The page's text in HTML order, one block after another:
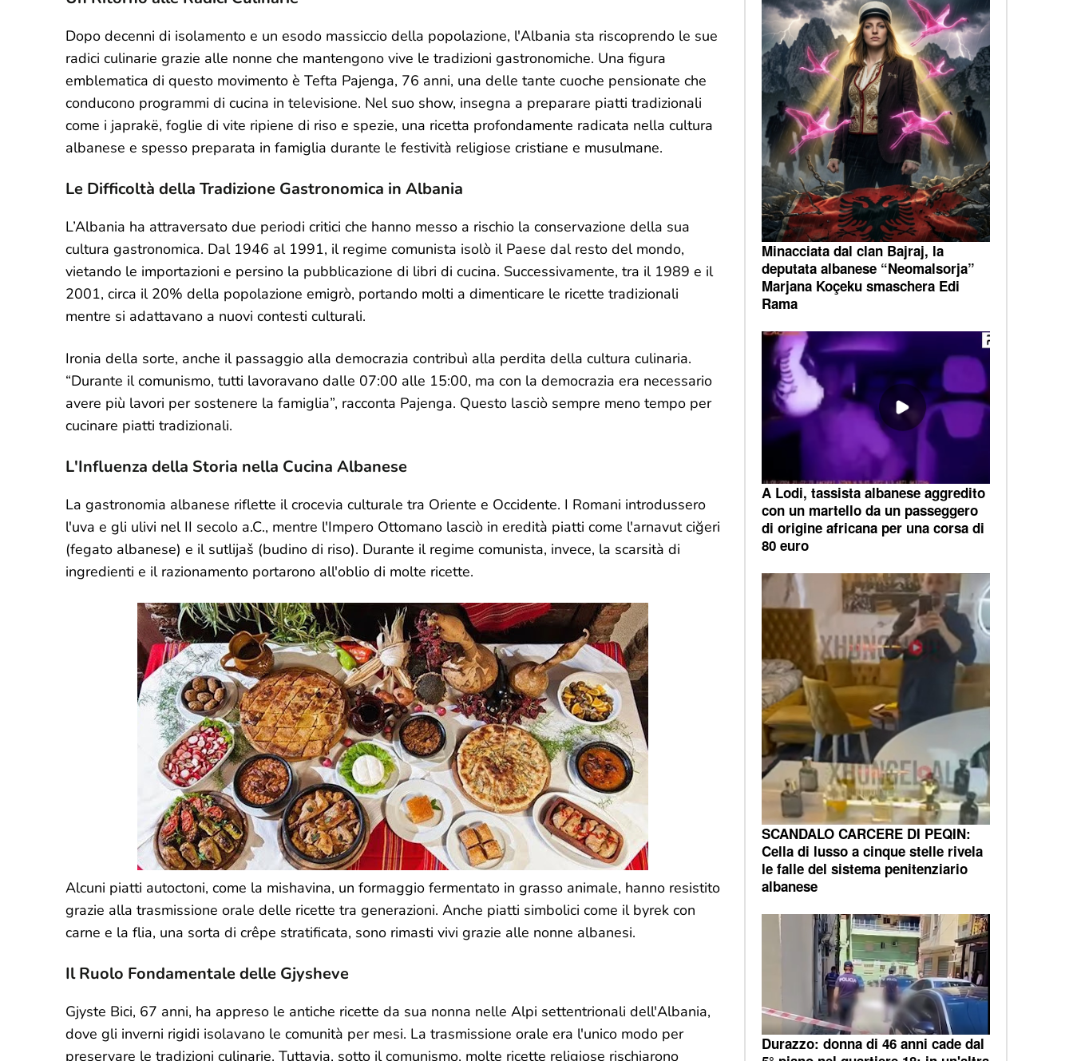
Dopo decenni di isolamento e un esodo massiccio della popolazione, l'Albania sta riscoprendo le sue
radici culinarie grazie alle nonne che mantengono vive le tradizioni gastronomiche. Una figura
emblematica di questo movimento è Tefta Pajenga, 76 anni, una delle tante cuoche pensionate che
conducono programmi di cucina in televisione. Nel suo show, insegna a preparare piatti tradizionali
come i japrakë, foglie di vite ripiene di riso e spezie, una ricetta profondamente radicata nella cultura
albanese e spesso preparata in famiglia durante le festività religiose cristiane e musulmane.
Le Difficoltà della Tradizione Gastronomica in Albania
L’Albania ha attraversato due periodi critici che hanno messo a rischio la conservazione della sua
cultura gastronomica. Dal 1946 al 1991, il regime comunista isolò il Paese dal resto del mondo,
vietando le importazioni e persino la pubblicazione di libri di cucina. Successivamente, tra il 1989 e il
2001, circa il 20% della popolazione emigrò, portando molti a dimenticare le ricette tradizionali
mentre si adattavano a nuovi contesti culturali.
Ironia della sorte, anche il passaggio alla democrazia contribuì alla perdita della cultura culinaria.
“Durante il comunismo, tutti lavoravano dalle 07:00 alle 15:00, ma con la democrazia era necessario
avere più lavori per sostenere la famiglia”, racconta Pajenga. Questo lasciò sempre meno tempo per
cucinare piatti tradizionali.
L'Influenza della Storia nella Cucina Albanese
La gastronomia albanese riflette il crocevia culturale tra Oriente e Occidente. I Romani introdussero
l'uva e gli ulivi nel II secolo a.C., mentre l'Impero Ottomano lasciò in eredità piatti come l'arnavut ciğeri
(fegato albanese) e il sutlijaš (budino di riso). Durante il regime comunista, invece, la scarsità di
ingredienti e il razionamento portarono all'oblio di molte ricette.
Alcuni piatti autoctoni, come la mishavina, un formaggio fermentato in grasso animale, hanno resistito
grazie alla trasmissione orale delle ricette tra generazioni. Anche piatti simbolici come il byrek con
carne e la flia, una sorta di crêpe stratificata, sono rimasti vivi grazie alle nonne albanesi.
Il Ruolo Fondamentale delle Gjysheve
Gjyste Bici, 67 anni, ha appreso le antiche ricette da sua nonna nelle Alpi settentrionali dell'Albania,
dove gli inverni rigidi isolavano le comunità per mesi. La trasmissione orale era l'unico modo per
preservare le tradizioni culinarie. Tuttavia, sotto il comunismo, molte ricette religiose rischiarono
Minacciata dal clan Bajraj, la
deputata albanese “Neomalsorja”
Marjana Koçeku smaschera Edi
Rama
A Lodi, tassista albanese aggredito
con un martello da un passeggero
di origine africana per una corsa di
80 euro
SCANDALO CARCERE DI PEQIN:
Cella di lusso a cinque stelle rivela
le falle del sistema penitenziario
albanese
Durazzo: donna di 46 anni cade dal